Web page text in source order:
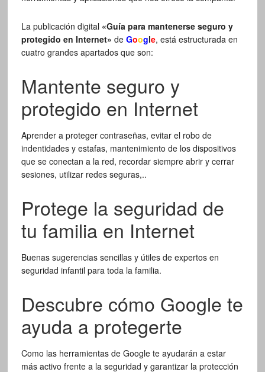
La publicación digital «Guía para mantenerse seguro y
protegido en Internet» de Google, está estructurada en
cuatro grandes apartados que son:
Mantente seguro y
protegido en Internet
Aprender a proteger contraseñas, evitar el robo de
indentidades y estafas, mantenimiento de los dispositivos
que se conectan a la red, recordar siempre abrir y cerrar
sesiones, utilizar redes seguras,..
Protege la seguridad de
tu familia en Internet
Buenas sugerencias sencillas y útiles de expertos en
seguridad infantil para toda la familia.
Descubre cómo Google te
ayuda a protegerte
Como las herramientas de Google te ayudarán a estar
más activo frente a la seguridad y garantizar la protección